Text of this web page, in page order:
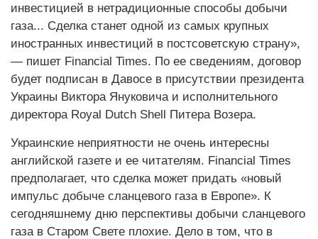
инвестицией в нетрадиционные способы добычи
газа... Сделка станет одной из самых крупных
иностранных инвестиций в постсоветскую страну»,
— пишет Financial Times. По ее сведениям, договор
будет подписан в Давосе в присутствии президента
Украины Виктора Януковича и исполнительного
директора Royal Dutch Shell Питера Возера.
Украинские неприятности не очень интересны
английской газете и ее читателям. Financial Times
предполагает, что сделка может придать «новый
импульс добыче сланцевого газа в Европе». К
сегодняшнему дню перспективы добычи сланцевого
газа в Старом Свете плохие. Дело в том, что в